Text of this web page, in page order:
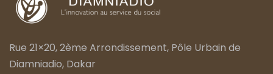
Rue 21×20, 2ème Arrondissement, Pôle Urbain de
Diamniadio, Dakar